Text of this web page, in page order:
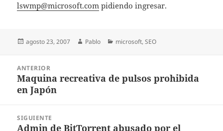
lswmp@microsoft.com pidiendo ingresar.
Publicado
agosto 23, 2007 Autor
Pablo Categorías
microsoft,SEO
entradas
ANTERIOR
Entrada
anterior:
Maquina recreativa de pulsos prohibida
en Japón
SIGUIENTE
Entrada
Admin de BitTorrent abusado por el